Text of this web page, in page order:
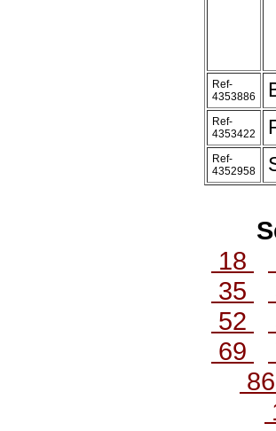
Ref-
4353886
Ref-
4353422
Ref-
4352958
18
35
52
69
86